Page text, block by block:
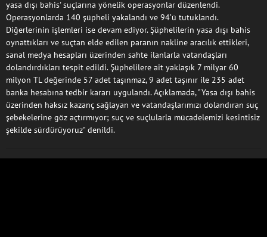
yasa dışı bahis' suçlarına yönelik operasyonlar düzenlendi.
Operasyonlarda 140 şüpheli yakalandı ve 94’ü tutuklandı.
Diğerlerinin işlemleri ise devam ediyor. Şüphelilerin yasa dışı bahis
oynattıkları ve suçtan elde edilen paranın nakline aracılık ettikleri,
sanal medya hesapları üzerinden sahte ilanlarla vatandaşları
dolandırdıkları tespit edildi. Şüphelilere ait yaklaşık 7 milyar 60
milyon TL değerinde 57 adet taşınmaz, 9 adet taşınır ile 235 adet
banka hesabına tedbir kararı uygulandı. Açıklamada, "Yasa dışı bahis
üzerinden haksız kazanç sağlayan ve vatandaşlarımızı dolandıran suç
şebekelerine göz açtırmıyor; suç ve suçlularla mücadelemizi kesintisiz
şekilde sürdürüyoruz" denildi.